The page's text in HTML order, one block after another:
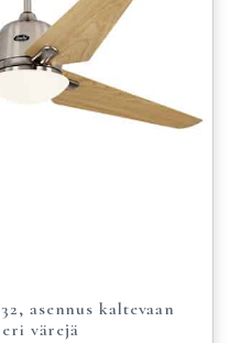
asennus kaltevaan
värejä